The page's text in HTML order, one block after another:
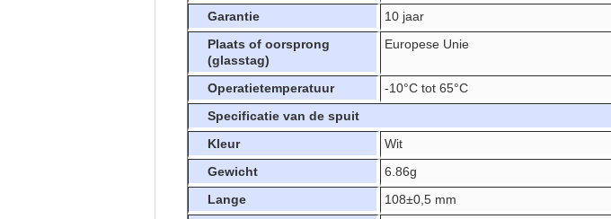
Garantie
10 jaar
Plaats of oorsprong
(glasstag)
Europese Unie
Operatietemperatuur
-10°C tot 65°C
Specificatie van de spuit
Kleur
Wit
Gewicht
6.86g
Lange
108±0,5 mm